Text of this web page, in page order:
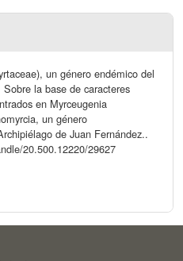
un género endémico del
la base de caracteres
en Myrceugenia
un género
de Juan Fernández..
20.500.12220/29627